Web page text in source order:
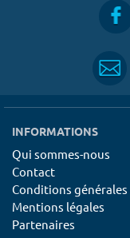
INFORMATIONS
Qui sommes-nous
Contact
Conditions
Mentions légales
Partenaires